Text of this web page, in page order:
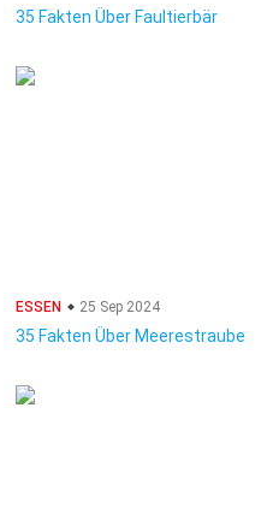
35 Fakten Über Faultierbär
ESSEN 25 Sep 2024
35 Fakten Über Meerestraube